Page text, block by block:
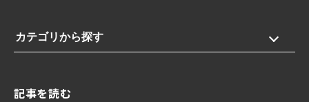
カテゴリから探す
記事を読む